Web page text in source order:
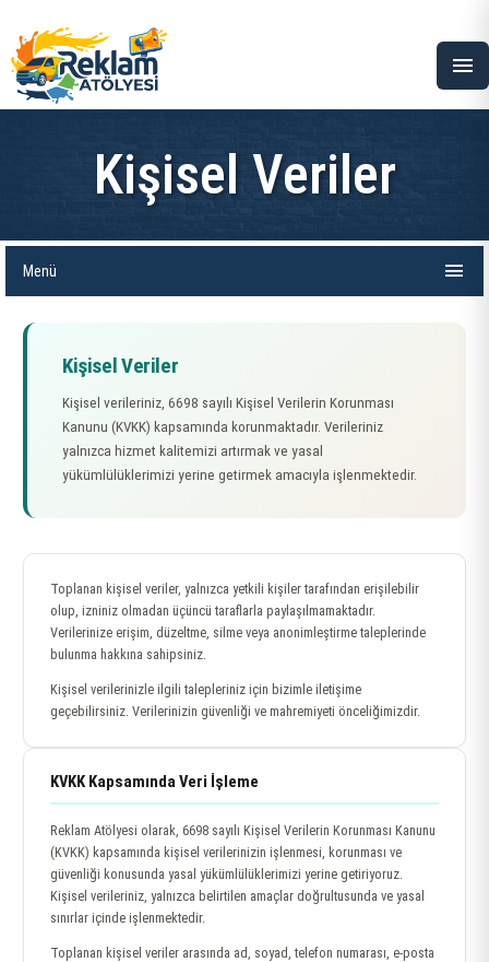
menu
Kişisel Veriler
Menü menu
Kişisel Veriler
Kişisel verileriniz, 6698 sayılı Kişisel Verilerin Korunması
Kanunu (KVKK) kapsamında korunmaktadır. Verileriniz
yalnızca hizmet kalitemizi artırmak ve yasal
yükümlülüklerimizi yerine getirmek amacıyla işlenmektedir.
Toplanan kişisel veriler, yalnızca yetkili kişiler tarafından erişilebilir
olup, izniniz olmadan üçüncü taraflarla paylaşılmamaktadır.
Verilerinize erişim, düzeltme, silme veya anonimleştirme taleplerinde
bulunma hakkına sahipsiniz.
Kişisel verilerinizle ilgili talepleriniz için bizimle iletişime
geçebilirsiniz. Verilerinizin güvenliği ve mahremiyeti önceliğimizdir.
KVKK Kapsamında Veri İşleme
Reklam Atölyesi olarak, 6698 sayılı Kişisel Verilerin Korunması Kanunu
(KVKK) kapsamında kişisel verilerinizin işlenmesi, korunması ve
güvenliği konusunda yasal yükümlülüklerimizi yerine getiriyoruz.
Kişisel verileriniz, yalnızca belirtilen amaçlar doğrultusunda ve yasal
sınırlar içinde işlenmektedir.
Toplanan kişisel veriler arasında ad, soyad, telefon numarası, e-posta